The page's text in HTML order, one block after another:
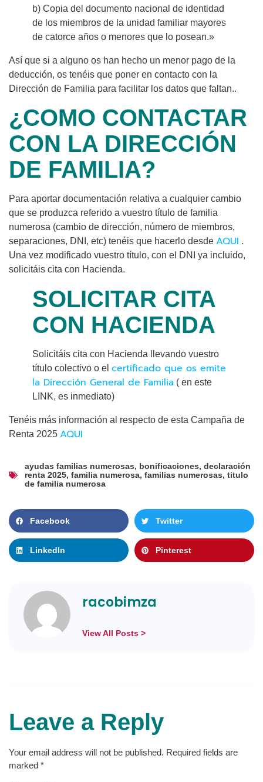
b) Copia del documento nacional de identidad
de los miembros de la unidad familiar mayores
de catorce años o menores que lo posean.»
Así que si a alguno os han hecho un menor pago de la
deducción, os tenéis que poner en contacto con la
Dirección de Familia para facilitar los datos que faltan..
¿COMO CONTACTAR
CON LA DIRECCIÓN
DE FAMILIA?
Para aportar documentación relativa a cualquier cambio
que se produzca referido a vuestro título de familia
numerosa (cambio de dirección, número de miembros,
separaciones, DNI, etc) tenéis que hacerlo desde AQUI .
Una vez modificado vuestro título, con el DNI ya incluido,
solicitáis cita con Hacienda.
SOLICITAR CITA
CON HACIENDA
Solicitáis cita con Hacienda llevando vuestro
título colectivo o el certificado que os emite
la Dirección General de Familia ( en este
LINK, es inmediato)
Tenéis más información al respecto de esta Campaña de
Renta 2025 AQUI
ayudas familias numerosas, bonificaciones, declaración
renta 2025, familia numerosa, familias numerosas, titulo
de familia numerosa
Facebook Twitter
LinkedIn Pinterest
racobimza
View All Posts >
Leave a Reply
Your email address will not be published. Required fields are
marked *